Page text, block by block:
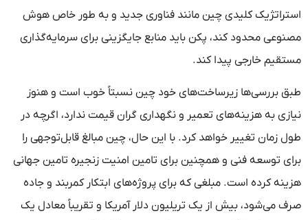
استراتژیک کلیدی چین مانند فناوری جدید و به طور خاص هوش
مصنوعی محدود کند، پکن باید منابع جایگزینی برای سرمایه‌گذاری
مستقیم خارجی پیدا کند.
طبق بررسی‌ها زیرساخت‌های خود چین نسبتاً خوب است و هنوز
نیازی به هزینه‌های تعمیر و نگهداری گران قیمت ندارد، اگرچه در
طول زمان تغییر خواهد کرد. با این حال، چین مبالغ قابل‌توجهی را
برای توسعه فنی و همچنین برای تامین امنیت زنجیره تامین جهانی
هزینه کرده است. مبلغی که برای پروژه‌های ابتکار کمربند و جاده
صرف می‌شود، بیش از یک تریلیون دلار آمریکا و تقریباً معادل یک